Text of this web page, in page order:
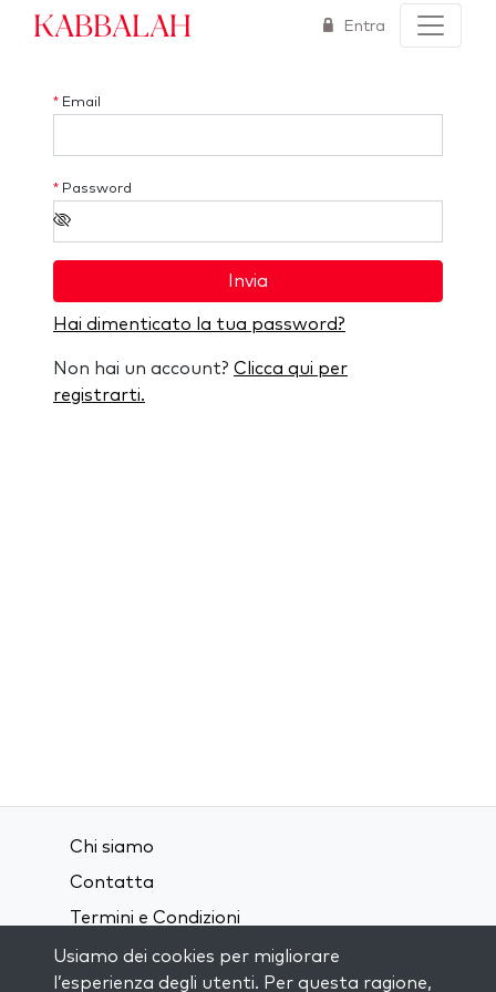
Kabbalah Entra
* Email
* Password
Invia
Hai dimenticato la tua password?
Non hai un account? Clicca qui per
registrarti.
Chi siamo
Contatta
Termini e Condizioni
Privacy Policy
Usiamo dei cookies per migliorare
l’esperienza degli utenti. Per questa ragione,